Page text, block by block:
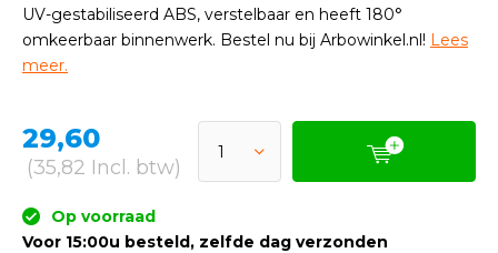
UV-gestabiliseerd ABS, verstelbaar en heeft 180°
omkeerbaar binnenwerk. Bestel nu bij Arbowinkel.nl! Lees
meer.
29,60
(35,82 Incl. btw)
Op voorraad
Voor 15:00u besteld, zelfde dag verzonden